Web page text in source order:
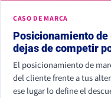
CASO DE MARCA
Posicionamiento
dejas de competir
El posicionamiento de
del cliente frente a tus
ese lugar lo define el